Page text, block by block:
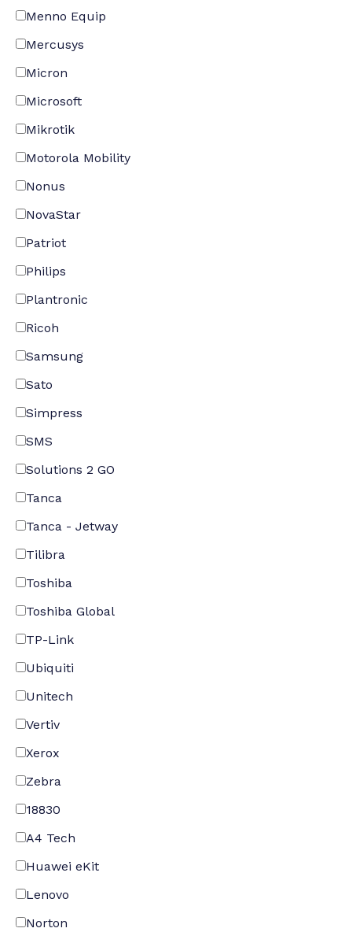
Menno Equip
Mercusys
Micron
Microsoft
Mikrotik
Motorola Mobility
Nonus
NovaStar
Patriot
Philips
Plantronic
Ricoh
Samsung
Sato
Simpress
SMS
Solutions 2 GO
Tanca
Tanca - Jetway
Tilibra
Toshiba
Toshiba Global
TP-Link
Ubiquiti
Unitech
Vertiv
Xerox
Zebra
18830
A4 Tech
Huawei eKit
Lenovo
Norton